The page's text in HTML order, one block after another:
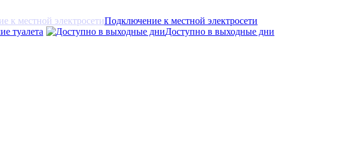
Подключение к местной электросети
туалета Доступно в выходные дни